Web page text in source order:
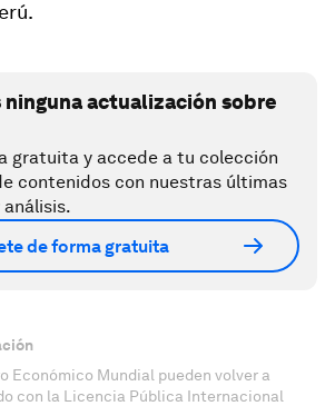
ninguna actualización sobre
gratuita y accede a tu colección
contenidos con nuestras últimas
de forma gratuita
Económico Mundial pueden volver a
con la Licencia Pública Internacional